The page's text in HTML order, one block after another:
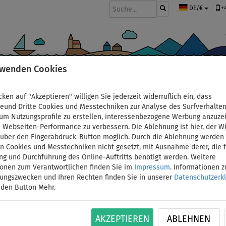
Cookies
auf "Akzeptieren" willigen Sie jederzeit widerruflich ein, dass
Dritte Cookies und Messtechniken zur Analyse des
Nutzungsprofile zu erstellen, interessenbezogene Werbung
Webseiten-Performance zu verbessern. Die Ablehnung ist hier, der
den Fingerabdruck-Button möglich. Durch die Ablehnung werden
Cookies und Messtechniken nicht gesetzt, mit Ausnahme derer, die
und Durchführung des Online-Auftritts benötigt werden. Weitere
zum Verantwortlichen finden Sie im
Impressum. Informationen
und Ihren Rechten finden Sie in unserer
Button Mehr.
AKZEPTIEREN ABLEHNEN
DE/€
SUP Boards
11 WIR